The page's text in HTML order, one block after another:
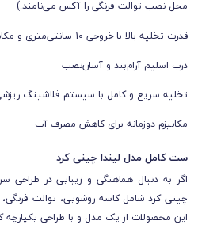
محل نصب توالت فرنگی را آکس می‌نامند.)
قدرت تخلیه بالا با خروجی 10 سانتی‌متری و مکانیزم 3 اینچی
درب اسلیم آرام‌بند و آسان‌نصب
تخلیه سریع و کامل با سیستم فلاشینگ
مکانیزم دوزمانه برای کاهش مصرف آب
ست کامل مدل لیندا چینی کرد
اگر به دنبال هماهنگی و زیبایی در
چینی کرد شامل کاسه روشویی، توالت
این محصولات از یک مدل و با طراحی یکپارچه